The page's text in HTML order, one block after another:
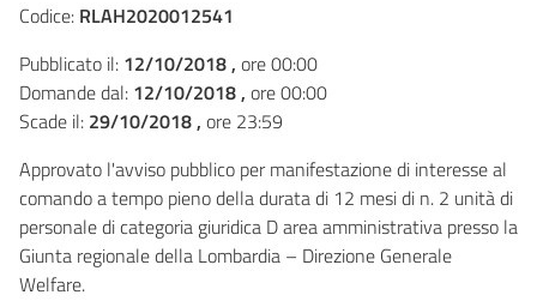
Codice: RLAH2020012541
Pubblicato il: 12/10/2018 , ore 00:00
Domande dal: 12/10/2018 , ore 00:00
Scade il: 29/10/2018 , ore 23:59
Approvato l'avviso pubblico per manifestazione di interesse al
comando a tempo pieno della durata di 12 mesi di n. 2 unità di
personale di categoria giuridica D area amministrativa presso la
Giunta regionale della Lombardia – Direzione Generale
Welfare.